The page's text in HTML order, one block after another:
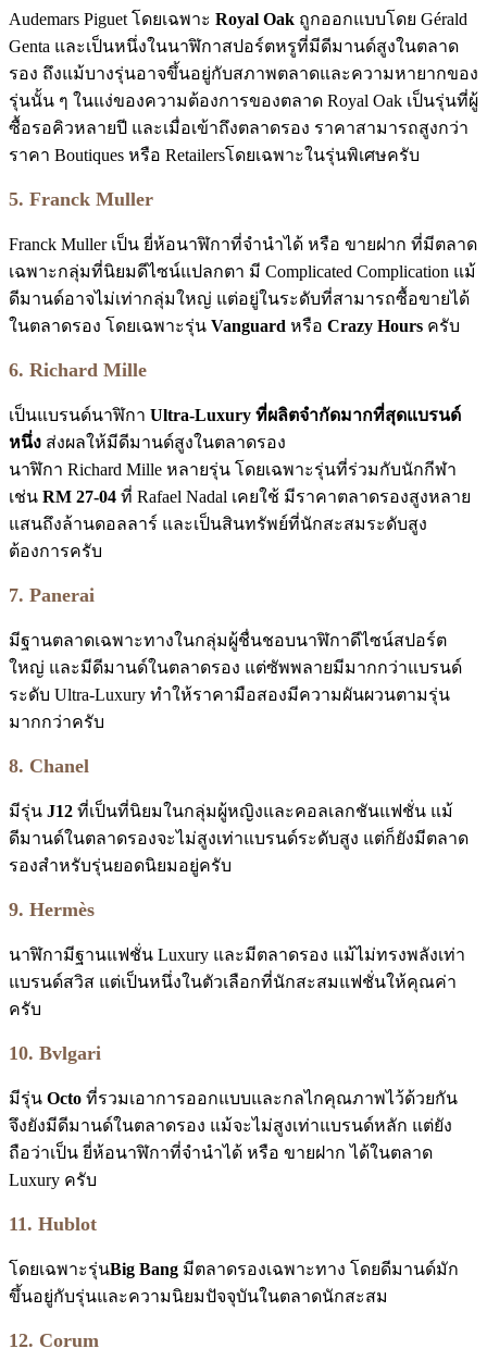
Audemars Piguet โดยเฉพาะ Royal Oak ถูกออกแบบโดย Gérald
Genta และเป็นหนึ่งในนาฬิกาสปอร์ตหรูที่มีดีมานด์สูงในตลาด
รอง ถึงแม้บางรุ่นอาจขึ้นอยู่กับสภาพตลาดและความหายากของ
รุ่นนั้น ๆ ในแง่ของความต้องการของตลาด Royal Oak เป็นรุ่นที่ผู้
ซื้อรอคิวหลายปี และเมื่อเข้าถึงตลาดรอง ราคาสามารถสูงกว่า
ราคา Boutiques หรือ Retailersโดยเฉพาะในรุ่นพิเศษครับ
5. Franck Muller
Franck Muller เป็น ยี่ห้อนาฬิกาที่จำนำได้ หรือ ขายฝาก ที่มีตลาด
เฉพาะกลุ่มที่นิยมดีไซน์แปลกตา มี Complicated Complication แม้
ดีมานด์อาจไม่เท่ากลุ่มใหญ่ แต่อยู่ในระดับที่สามารถซื้อขายได้
ในตลาดรอง โดยเฉพาะรุ่น Vanguard หรือ Crazy Hours ครับ
6. Richard Mille
เป็นแบรนด์นาฬิกา Ultra-Luxury ที่ผลิตจำกัดมากที่สุดแบรนด์
หนึ่ง ส่งผลให้มีดีมานด์สูงในตลาดรอง
นาฬิกา Richard Mille หลายรุ่น โดยเฉพาะรุ่นที่ร่วมกับนักกีฬา
เช่น RM 27-04 ที่ Rafael Nadal เคยใช้ มีราคาตลาดรองสูงหลาย
แสนถึงล้านดอลลาร์ และเป็นสินทรัพย์ที่นักสะสมระดับสูง
ต้องการครับ
7. Panerai
มีฐานตลาดเฉพาะทางในกลุ่มผู้ชื่นชอบนาฬิกาดีไซน์สปอร์ต
ใหญ่ และมีดีมานด์ในตลาดรอง แต่ซัพพลายมีมากกว่าแบรนด์
ระดับ Ultra-Luxury ทำให้ราคามือสองมีความผันผวนตามรุ่น
มากกว่าครับ
8. Chanel
มีรุ่น J12 ที่เป็นที่นิยมในกลุ่มผู้หญิงและคอลเลกชันแฟชั่น แม้
ดีมานด์ในตลาดรองจะไม่สูงเท่าแบรนด์ระดับสูง แต่ก็ยังมีตลาด
รองสำหรับรุ่นยอดนิยมอยู่ครับ
9. Hermès
นาฬิกามีฐานแฟชั่น Luxury และมีตลาดรอง แม้ไม่ทรงพลังเท่า
แบรนด์สวิส แต่เป็นหนึ่งในตัวเลือกที่นักสะสมแฟชั่นให้คุณค่า
ครับ
10. Bvlgari
มีรุ่น Octo ที่รวมเอาการออกแบบและกลไกคุณภาพไว้ด้วยกัน
จึงยังมีดีมานด์ในตลาดรอง แม้จะไม่สูงเท่าแบรนด์หลัก แต่ยัง
ถือว่าเป็น ยี่ห้อนาฬิกาที่จำนำได้ หรือ ขายฝาก ได้ในตลาด
Luxury ครับ
11. Hublot
โดยเฉพาะรุ่นBig Bang มีตลาดรองเฉพาะทาง โดยดีมานด์มัก
ขึ้นอยู่กับรุ่นและความนิยมปัจจุบันในตลาดนักสะสม
12. Corum